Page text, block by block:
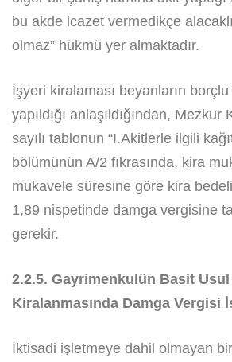
bu akde icazet vermedikçe
olmaz” hükmü yer almaktadır.
İşyeri kiralaması beyanların borçlu
yapıldığı anlaşıldığından,
sayılı tablonun “I.Akitlerle ilgili
bölümünün A/2 fıkrasında, kira
mukavele süresine göre kira
1,89 nispetinde damga vergisine
gerekir.
2.2.5. Gayrimenkulün Basit
Kiralanmasında Damga Vergisi
İktisadi işletmeye dahil olmayan bir